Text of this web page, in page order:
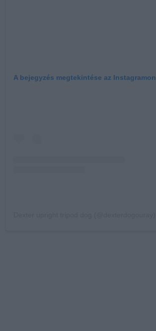
A bejegyzés megtekintése az Instagramon